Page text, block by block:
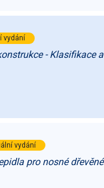
vydání
- Klasifikace a
vydání
pro nosné dřevěné